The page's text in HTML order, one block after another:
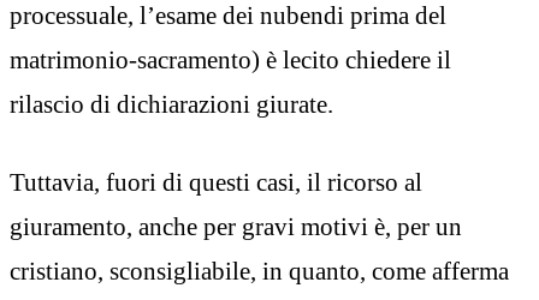
processuale, l’esame dei nubendi prima del
matrimonio-sacramento) è lecito chiedere il
rilascio di dichiarazioni giurate.
Tuttavia, fuori di questi casi, il ricorso al
giuramento, anche per gravi motivi è, per un
cristiano, sconsigliabile, in quanto, come afferma